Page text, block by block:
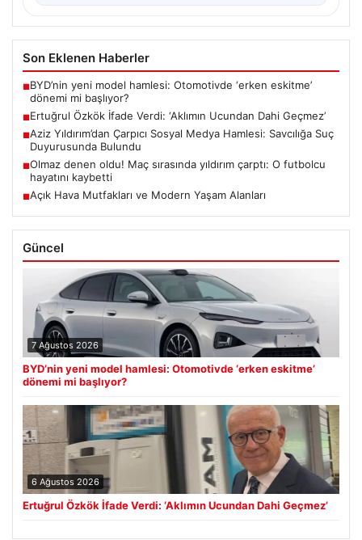
Son Eklenen Haberler
■BYD’nin yeni model hamlesi: Otomotivde ‘erken eskitme’
dönemi mi başlıyor?
■Ertuğrul Özkök İfade Verdi: ‘Aklımın Ucundan Dahi Geçmez’
■Aziz Yıldırım’dan Çarpıcı Sosyal Medya Hamlesi: Savcılığa Suç
Duyurusunda Bulundu
■Olmaz denen oldu! Maç sırasında yıldırım çarptı: O futbolcu
hayatını kaybetti
■Açık Hava Mutfakları ve Modern Yaşam Alanları
Güncel
7 Ağustos 2026
BYD’nin yeni model hamlesi: Otomotivde ‘erken eskitme’
dönemi mi başlıyor?
6 Ağustos 2026
Ertuğrul Özkök İfade Verdi: ‘Aklımın Ucundan Dahi Geçmez’